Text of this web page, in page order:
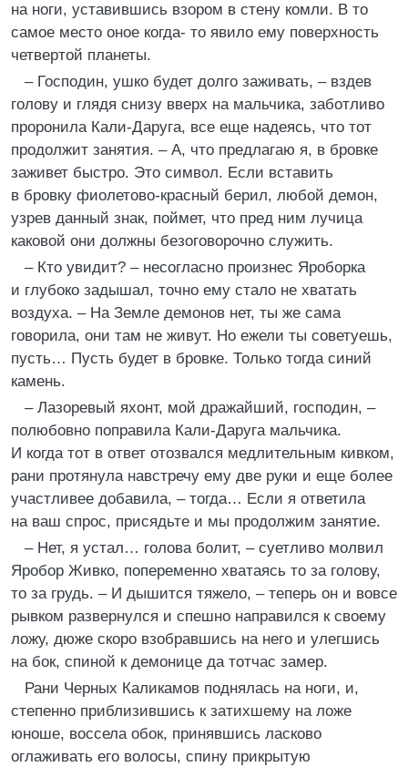
на ноги, уставившись взором в стену комли. В то
самое место оное когда- то явило ему поверхность
четвертой планеты.
– Господин, ушко будет долго заживать, – вздев
голову и глядя снизу вверх на мальчика, заботливо
проронила Кали-Даруга, все еще надеясь, что тот
продолжит занятия. – А, что предлагаю я, в бровке
заживет быстро. Это символ. Если вставить
в бровку фиолетово-красный берил, любой демон,
узрев данный знак, поймет, что пред ним лучица
каковой они должны безоговорочно служить.
– Кто увидит? – несогласно произнес Яроборка
и глубоко задышал, точно ему стало не хватать
воздуха. – На Земле демонов нет, ты же сама
говорила, они там не живут. Но ежели ты советуешь,
пусть… Пусть будет в бровке. Только тогда синий
камень.
– Лазоревый яхонт, мой дражайший, господин, –
полюбовно поправила Кали-Даруга мальчика.
И когда тот в ответ отозвался медлительным кивком,
рани протянула навстречу ему две руки и еще более
участливее добавила, – тогда… Если я ответила
на ваш спрос, присядьте и мы продолжим занятие.
– Нет, я устал… голова болит, – суетливо молвил
Яробор Живко, попеременно хватаясь то за голову,
то за грудь. – И дышится тяжело, – теперь он и вовсе
рывком развернулся и спешно направился к своему
ложу, дюже скоро взобравшись на него и улегшись
на бок, спиной к демонице да тотчас замер.
Рани Черных Каликамов поднялась на ноги, и,
степенно приблизившись к затихшему на ложе
юноше, воссела обок, принявшись ласково
оглаживать его волосы, спину прикрытую